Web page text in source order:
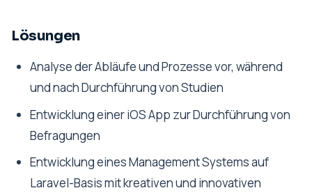
Lösungen
Analyse der Abläufe und Prozesse vor, während
und nach Durchführung von Studien
Entwicklung einer iOS App zur Durchführung von
Befragungen
Entwicklung eines Management Systems auf
Laravel-Basis mit kreativen und innovativen